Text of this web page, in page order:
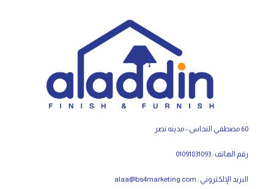
60 مصطفي النحاس - مدينه نصر
رقم الهاتف : 01091831093
البريد الإلكتروني : alaa@bs4marketing.com